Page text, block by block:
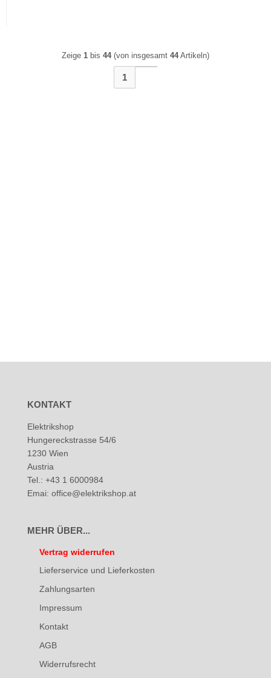
Zeige 1 bis 44(von insgesamt 44Artikeln)
1
KONTAKT
Elektrikshop
Hungereckstrasse 54/6
1230 Wien
Austria
Tel.: +43 1 6000984
Emai: office@elektrikshop.at
MEHR ÜBER...
Vertrag widerrufen
Lieferservice und Lieferkosten
Zahlungsarten
Impressum
Kontakt
AGB
Widerrufsrecht